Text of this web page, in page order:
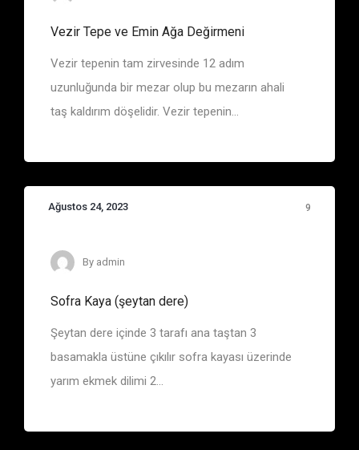
Vezir Tepe ve Emin Ağa Değirmeni
Vezir tepenin tam zirvesinde 12 adım
uzunluğunda bir mezar olup bu mezarın ahali
taş kaldırım döşelidir. Vezir tepenin...
Ağustos 24, 2023 9
Eşkiya Belgelerinde Adı Geçen Bölge ve Yerler
By admin
Sofra Kaya (şeytan dere)
Şeytan dere içinde 3 tarafı ana taştan 3
basamakla üstüne çıkılır sofra kayası üzerinde
yarım ekmek dilimi 2...